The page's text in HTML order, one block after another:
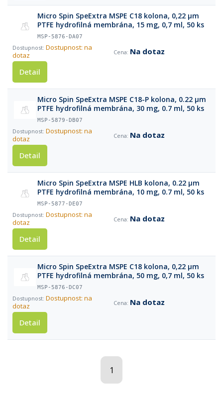
Micro Spin SpeExtra MSPE C18 kolоna, 0,22 µm
PTFE hydrofilná membrána, 15 mg, 0,7 ml, 50 ks
MSP-5876-DA07
Dostupnost: na
dotaz
Na dotaz
Detail
Micro Spin SpeExtra MSPE C18-P kolоna, 0.22 µm
PTFE hydrofilná membrána, 30 mg, 0.7 ml, 50 ks
MSP-5879-DB07
Dostupnost: na
dotaz
Na dotaz
Detail
Micro Spin SpeExtra MSPE HLB kolona, 0.22 µm
PTFE hydrofilná membrána, 10 mg, 0.7 ml, 50 ks
MSP-5877-DE07
Dostupnost: na
dotaz
Na dotaz
Detail
Micro Spin SpeExtra MSPE C18 kolona, 0,22 µm
PTFE hydrofilná membrána, 50 mg, 0,7 ml, 50 ks
MSP-5876-DC07
Dostupnost: na
dotaz
Na dotaz
Detail
1